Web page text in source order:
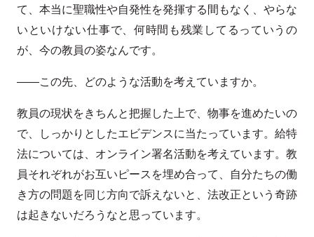
て、本当に聖職性や自発性を発揮する間もなく、やらな
いといけない仕事で、何時間も残業してるっていうの
が、今の教員の姿なんです。
――この先、どのような活動を考えていますか。
教員の現状をきちんと把握した上で、物事を進めたいの
で、しっかりとしたエビデンスに当たっています。給特
法については、オンライン署名活動を考えています。教
員それぞれがお互いピースを埋め合って、自分たちの働
き方の問題を同じ方向で訴えないと、法改正という奇跡
は起きないだろうなと思っています。